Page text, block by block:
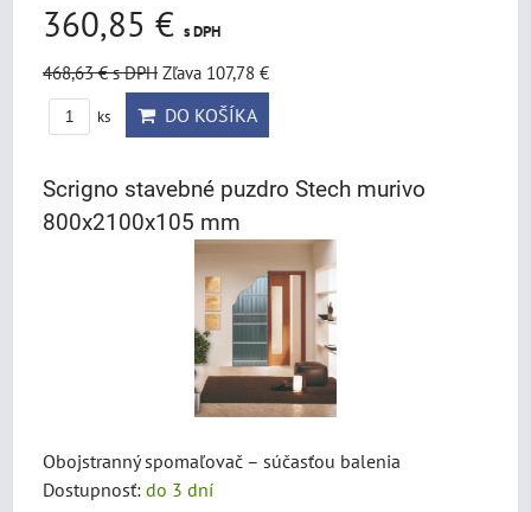
360,85 € s DPH
468,63 €s DPH Zľava 107,78 €
ks DO KOŠÍKA
Scrigno stavebné puzdro Stech murivo
800x2100x105 mm
Obojstranný spomaľovač – súčasťou balenia
Dostupnosť: do 3 dní